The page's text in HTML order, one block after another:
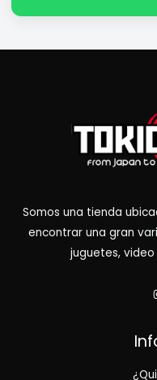
Somos una tienda
encontrar una gran
juguetes,